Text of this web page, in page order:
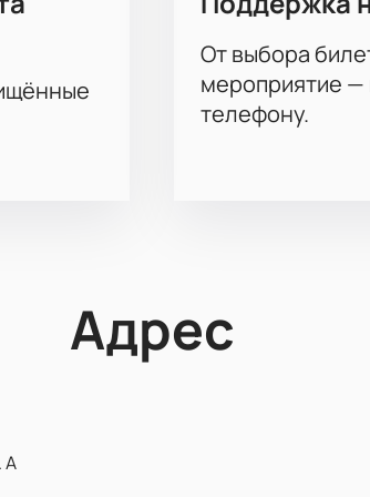
От выбора
мероприятие —
телефону.
Адрес
А